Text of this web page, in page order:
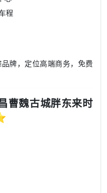
程
牌，定位高端商务，免费
曹魏古城胖东来时